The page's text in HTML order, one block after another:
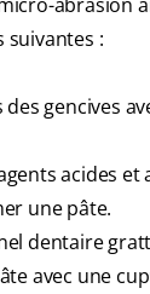
suivantes :
gencives
acides et
une pâte.
dentaire
avec une